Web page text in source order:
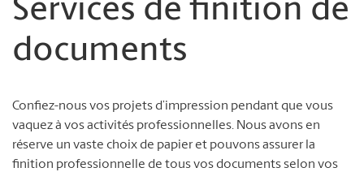
Services de finition de
documents
Confiez-nous vos projets d’impression pendant que vous
vaquez à vos activités professionnelles. Nous avons en
réserve un vaste choix de papier et pouvons assurer la
finition professionnelle de tous vos documents selon vos